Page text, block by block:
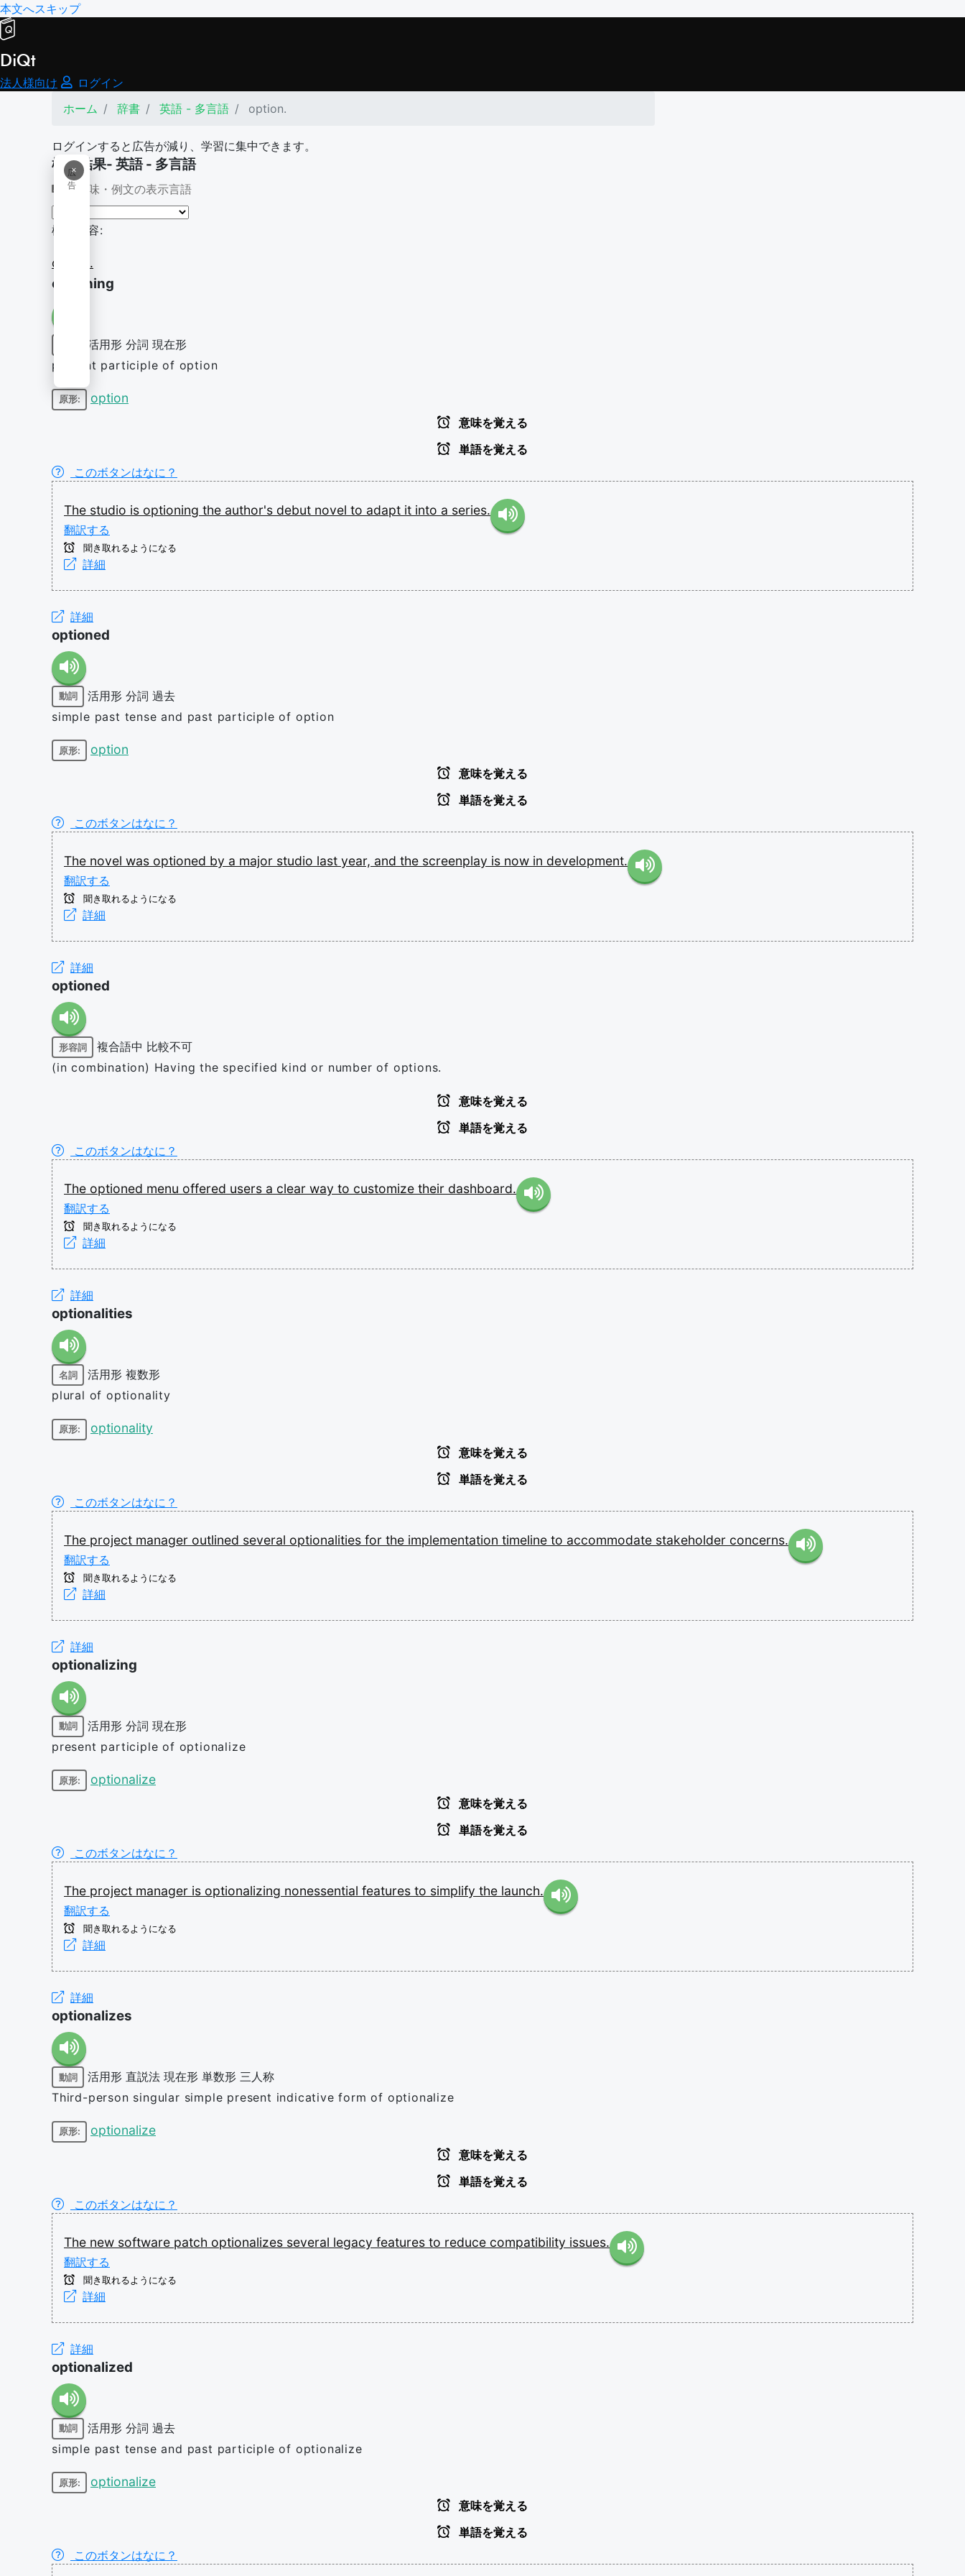
本文へスキップ
DiQt
法人様向け
ログイン
ホーム
辞書 英語 - 多言語 option.
ログインすると広告が減り、学習に集中できます。
×
広
告
検索結果- 英語 - 多言語
意味・例文の表示言語
検索内容:
option.
optioning
活用形 分詞 現在形
present participle of option
原形: option
意味を覚える
単語を覚える
このボタンはなに？
The studio is optioning the author's debut novel to adapt it into a series.
翻訳する
聞き取れるようになる
詳細
詳細
optioned
動詞 活用形 分詞 過去
simple past tense and past participle of option
原形: option
意味を覚える
単語を覚える
このボタンはなに？
The novel was optioned by a major studio last year, and the screenplay is now in development.
翻訳する
聞き取れるようになる
詳細
詳細
optioned
形容詞 複合語中 比較不可
(in combination) Having the specified kind or number of options.
意味を覚える
単語を覚える
このボタンはなに？
The optioned menu offered users a clear way to customize their dashboard.
翻訳する
聞き取れるようになる
詳細
詳細
optionalities
名詞 活用形 複数形
plural of optionality
原形: optionality
意味を覚える
単語を覚える
このボタンはなに？
The project manager outlined several optionalities for the implementation timeline to accommodate stakeholder concerns.
翻訳する
聞き取れるようになる
詳細
詳細
optionalizing
動詞 活用形 分詞 現在形
present participle of optionalize
原形: optionalize
意味を覚える
単語を覚える
このボタンはなに？
The project manager is optionalizing nonessential features to simplify the launch.
翻訳する
聞き取れるようになる
詳細
詳細
optionalizes
動詞 活用形 直説法 現在形 単数形 三人称
Third-person singular simple present indicative form of optionalize
原形: optionalize
意味を覚える
単語を覚える
このボタンはなに？
The new software patch optionalizes several legacy features to reduce compatibility issues.
翻訳する
聞き取れるようになる
詳細
詳細
optionalized
動詞 活用形 分詞 過去
simple past tense and past participle of optionalize
原形: optionalize
意味を覚える
単語を覚える
このボタンはなに？